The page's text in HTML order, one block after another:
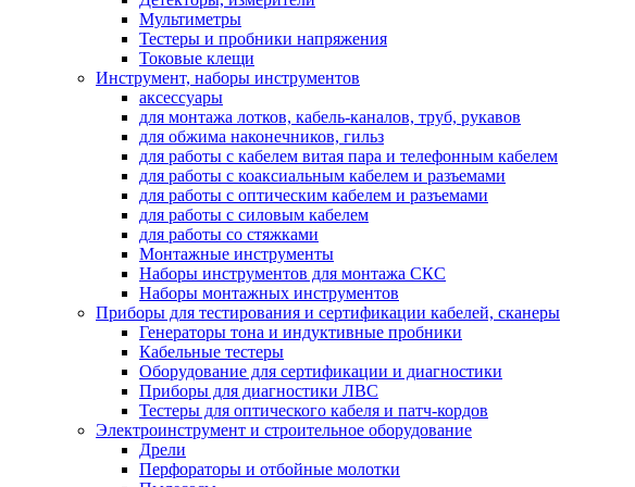
Мультиметры
Тестеры и пробники напряжения
Токовые клещи
Инструмент, наборы инструментов
аксессуары
для монтажа лотков, кабель-каналов, труб, рукавов
для обжима наконечников, гильз
для работы с кабелем витая пара и телефонным кабелем
для работы с коаксиальным кабелем и разъемами
для работы с оптическим кабелем и разъемами
для работы с силовым кабелем
для работы со стяжками
Монтажные инструменты
Наборы инструментов для монтажа СКС
Наборы монтажных инструментов
Приборы для тестирования и сертификации кабелей, сканеры
Генераторы тона и индуктивные пробники
Кабельные тестеры
Оборудование для сертификации и диагностики
Приборы для диагностики ЛВС
Тестеры для оптического кабеля и патч-кордов
Электроинструмент и строительное оборудование
Дрели
Перфораторы и отбойные молотки